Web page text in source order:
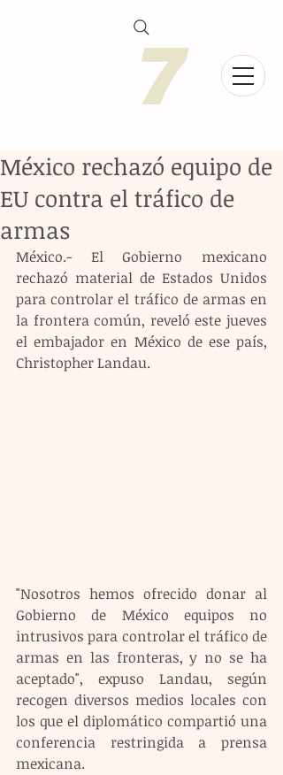
México rechazó equipo de
EU contra el tráfico de
armas
México.- El Gobierno mexicano
rechazó material de Estados Unidos
para controlar el tráfico de armas en
la frontera común, reveló este jueves
el embajador en México de ese país,
Christopher Landau.
"Nosotros hemos ofrecido donar al
Gobierno de México equipos no
intrusivos para controlar el tráfico de
armas en las fronteras, y no se ha
aceptado", expuso Landau, según
recogen diversos medios locales con
los que el diplomático compartió una
conferencia restringida a prensa
mexicana.